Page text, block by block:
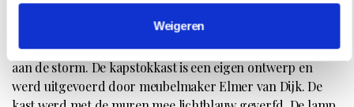
Weigeren
vloer van pvc met een realistische houtlook, en in visgraat
gelegd over de hele benedenverdieping. In de hal rechts
het behang Nuvole van Fornasetti voor Cole & Son als ode
aan de storm. De kapstokkast is een eigen ontwerp en
werd uitgevoerd door meubelmaker Elmer van Dijk. De